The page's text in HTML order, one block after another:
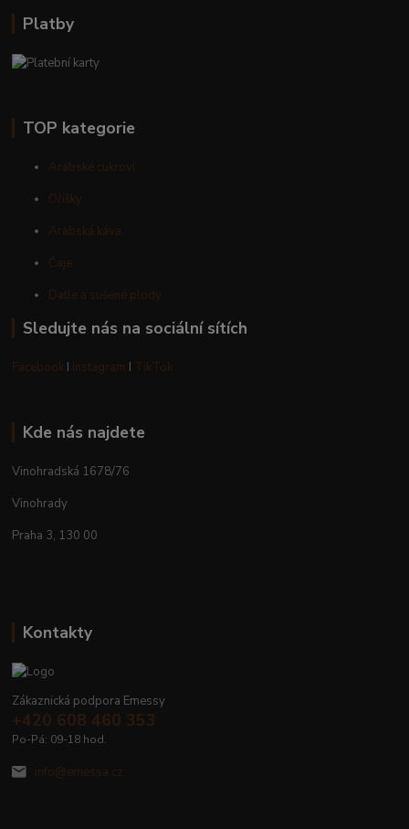
Platby
TOP kategorie
Arabské cukroví
Oříšky
Arabská káva
Čaje
Datle a sušené plody
Sledujte nás na sociální sítích
Facebook I Instagram I TikTok
Kde nás najdete
Vinohradská 1678/76
Vinohrady
Praha 3, 130 00
Kontakty
Zákaznická podpora Emessy
+420 608 460 353
Po-Pá: 09-18 hod.
info@emessa.cz